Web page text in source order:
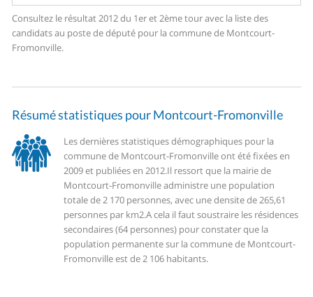
Consultez le résultat 2012 du 1er et 2ème tour avec la liste des
candidats au poste de député pour la commune de Montcourt-
Fromonville.
Résumé statistiques pour Montcourt-Fromonville
Les dernières statistiques démographiques pour la
commune de Montcourt-Fromonville ont été fixées en
2009 et publiées en 2012.Il ressort que la mairie de
Montcourt-Fromonville administre une population
totale de 2 170 personnes, avec une densite de 265,61
personnes par km2.A cela il faut soustraire les résidences
secondaires (64 personnes) pour constater que la
population permanente sur la commune de Montcourt-
Fromonville est de 2 106 habitants.